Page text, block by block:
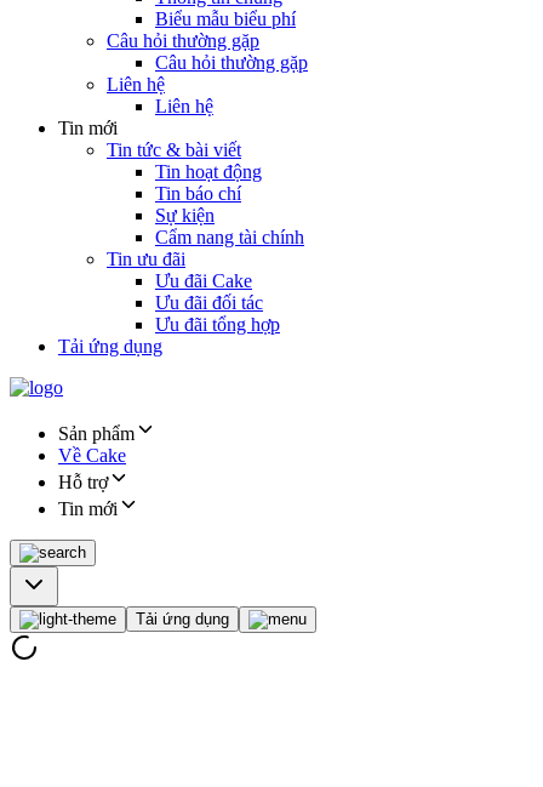
Biểu mẫu biểu phí
Câu hỏi thường gặp
Câu hỏi thường gặp
Liên hệ
Liên hệ
Tin mới
Tin tức & bài viết
Tin hoạt động
Tin báo chí
Sự kiện
Cẩm nang tài chính
Tin ưu đãi
Ưu đãi Cake
Ưu đãi đối tác
Ưu đãi tổng hợp
Tải ứng dụng
Sản phẩm
Về Cake
Hỗ trợ
Tin mới
Tải ứng dụng